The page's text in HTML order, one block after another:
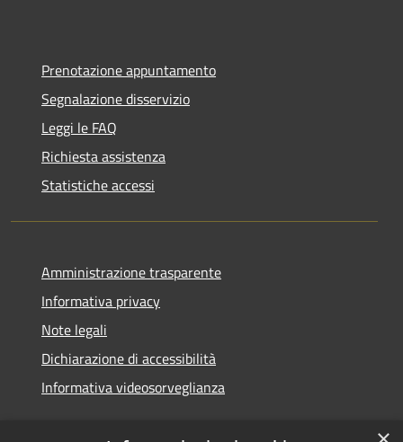
Prenotazione appuntamento
Segnalazione disservizio
Leggi le FAQ
Richiesta assistenza
Statistiche accessi
Amministrazione trasparente
Informativa privacy
Note legali
Dichiarazione di accessibilità
Informativa videosorveglianza